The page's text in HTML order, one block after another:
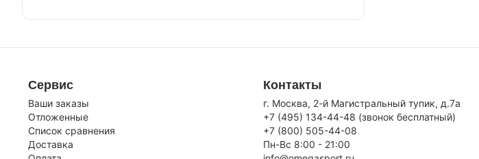
Сервис
Ваши заказы
Отложенные
Список сравнения
Доставка
Контакты
г. Москва, 2-й Магистральный тупик, д.7a
+7 (495) 134-44-48 (звонок бесплатный)
+7 (800) 505-44-08
Пн-Вс 8:00 - 21:00